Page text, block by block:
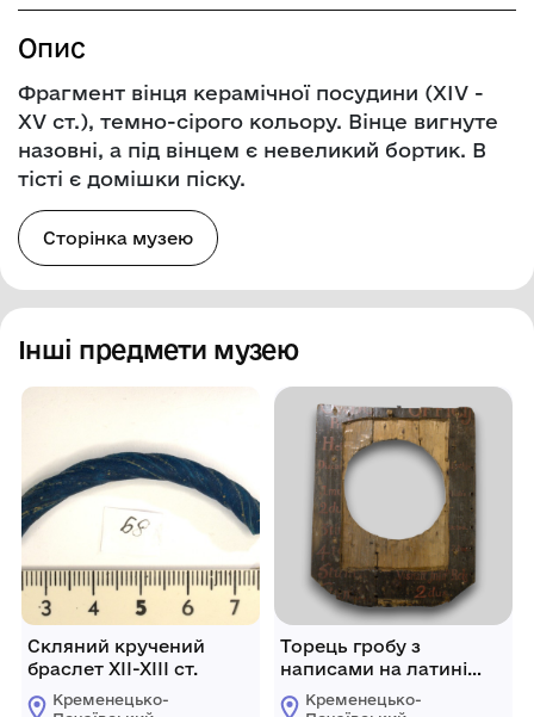
Опис
Фрагмент вінця керамічної посудини (XIV -
XV cт.), темно-сірого кольору. Вінце вигнуте
назовні, а під вінцем є невеликий бортик. В
тісті є домішки піску.
Сторінка музею
Інші предмети музею
Скляний кручений
браслет XІІ-ХІІІ ст.
Кременецько-
Торець гробу з
написами на латині
XVII – XVIII ст.
Кременецько-